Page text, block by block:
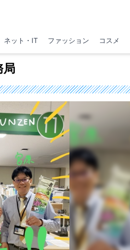
ネット・IT ファッション コスメ
局